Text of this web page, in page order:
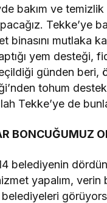
bakım ve
Tekke’ye
binasını mutlaka
yem desteği,
günden beri,
tohum
Tekke’ye de
BONCUĞUMUZ
belediyenin
yapalım, verin